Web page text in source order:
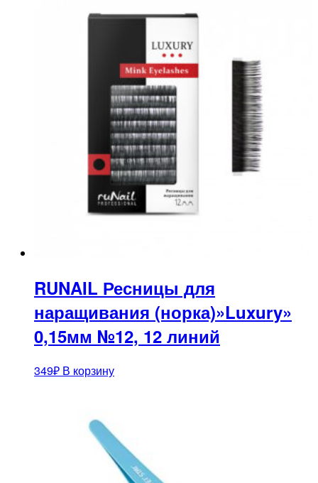
RUNAIL Ресницы для
наращивания (норка)»Luxury»
0,15мм №12, 12 линий
349₽ В корзину